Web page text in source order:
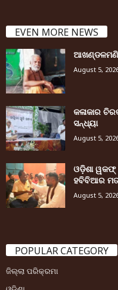
EVEN MORE NEWS
ଆଖଣ୍ଡଳମଣି
August 5,
କଳାକାର
ସନ୍ଧ୍ୟା
August 5,
ଓଡ଼ିଶା ୱକଫ୍
ହବିବିଆର
August 5,
POPULAR CATEGORY
ଜିଲ୍ଲା ପରିକ୍ରମା